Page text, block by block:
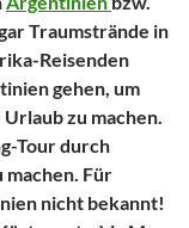
Traumstrände in
Reisenden
gehen, um
zu machen.
Tour durch
machen. Für
nicht bekannt!